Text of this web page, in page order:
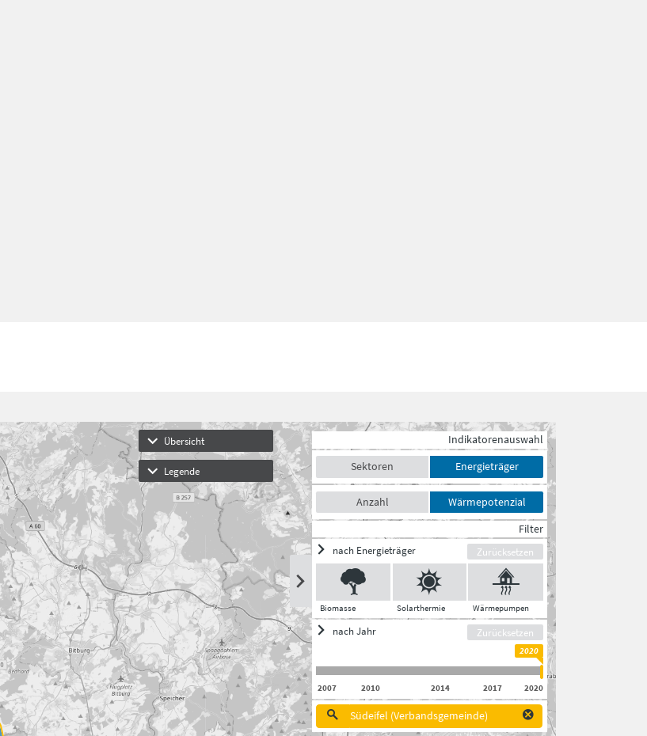
Übersicht
Legende
Indikatorenauswahl
Sektoren
Energieträger
Anzahl
Wärmepotenzial
Filter
nach Energieträger
Zurücksetzen
Biomasse Solarthermie Wärmepumpen
nach Jahr Zurücksetzen
2020
2007 2010 2014 2017 2020